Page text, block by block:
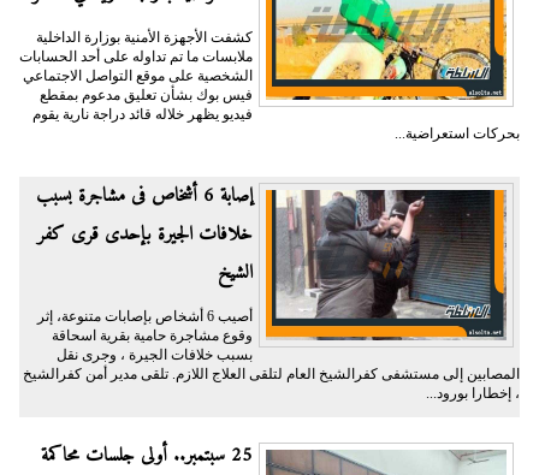
كشفت الأجهزة الأمنية بوزارة الداخلية
ملابسات ما تم تداوله على أحد الحسابات
الشخصية على موقع التواصل الاجتماعي
فيس بوك بشأن تعليق مدعوم بمقطع
فيديو يظهر خلاله قائد دراجة نارية يقوم
بحركات استعراضية...
إصابة 6 أشخاص فى مشاجرة بسبب
خلافات الجيرة بإحدى قرى كفر
الشيخ
أصيب 6 أشخاص بإصابات متنوعة، إثر
وقوع مشاجرة حامية بقرية اسحاقة
بسبب خلافات الجيرة ، وجرى نقل
المصابين إلى مستشفى كفرالشيخ العام لتلقى العلاج اللازم. تلقى مدير أمن كفرالشيخ
، إخطارا بورود...
25 سبتمبر.. أولى جلسات محاكمة